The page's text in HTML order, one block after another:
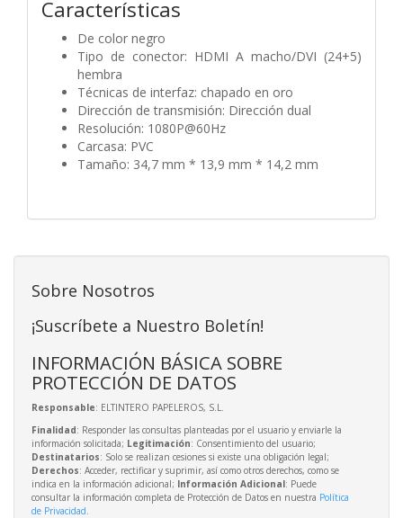
Características
De color negro
Tipo de conector: HDMI A macho/DVI (24+5)
hembra
Técnicas de interfaz: chapado en oro
Dirección de transmisión: Dirección dual
Resolución: 1080P@60Hz
Carcasa: PVC
Tamaño: 34,7 mm * 13,9 mm * 14,2 mm
Sobre Nosotros
¡Suscríbete a Nuestro Boletín!
INFORMACIÓN BÁSICA SOBRE
PROTECCIÓN DE DATOS
Responsable: ELTINTERO PAPELEROS, S.L.
Finalidad: Responder las consultas planteadas por el usuario y enviarle la
información solicitada; Legitimación: Consentimiento del usuario;
Destinatarios: Solo se realizan cesiones si existe una obligación legal;
Derechos: Acceder, rectificar y suprimir, así como otros derechos, como se
indica en la información adicional; Información Adicional: Puede
consultar la información completa de Protección de Datos en nuestra Política
de Privacidad